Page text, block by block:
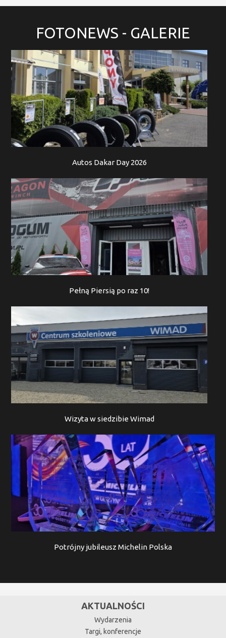
FOTONEWS - GALERIE
Autos Dakar Day 2026
Pełną Piersią po raz 10!
Wizyta w siedzibie Wimad
Potrójny jubileusz Michelin Polska
AKTUALNOŚCI
Wydarzenia
Targi, konferencje